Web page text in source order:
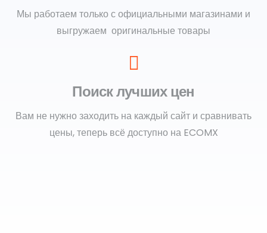
Мы работаем только с официальными магазинами и
выгружаем оригинальные товары
Поиск лучших цен
Вам не нужно заходить на каждый сайт и сравнивать
цены, теперь всё доступно на ECOMX